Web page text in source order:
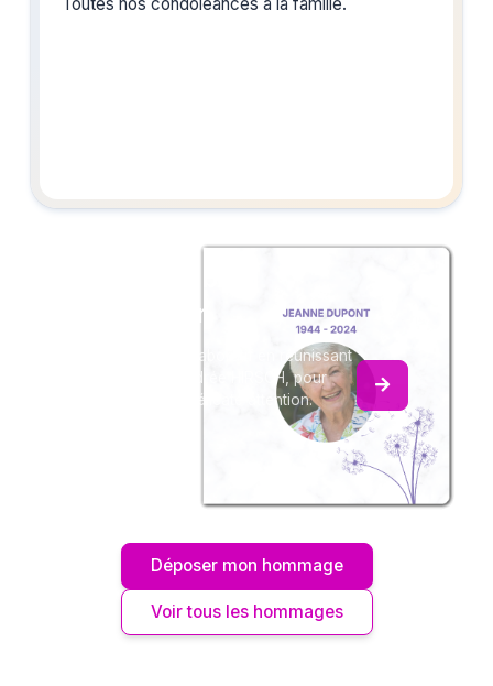
du souvenir
Créez un album collaboratif en réunissant
les hommages à Andrée HIRSCH, pour
vous ou pour une délicate attention.
Déposer mon hommage
Voir tous les hommages